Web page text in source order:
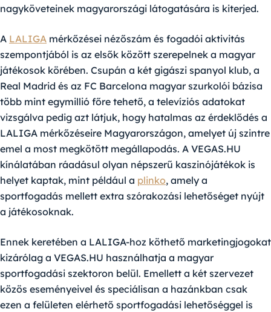
nagyköveteinek magyarországi látogatására is kiterjed.
A LALIGA mérkőzései nézőszám és fogadói aktivitás
szempontjából is az elsők között szerepelnek a magyar
játékosok körében. Csupán a két gigászi spanyol klub, a
Real Madrid és az FC Barcelona magyar szurkolói bázisa
több mint egymillió főre tehető, a televíziós adatokat
vizsgálva pedig azt látjuk, hogy hatalmas az érdeklődés a
LALIGA mérkőzéseire Magyarországon, amelyet új szintre
emel a most megkötött megállapodás. A VEGAS.HU
kínálatában ráadásul olyan népszerű kaszinójátékok is
helyet kaptak, mint például a plinko, amely a
sportfogadás mellett extra szórakozási lehetőséget nyújt
a játékosoknak.
Ennek keretében a LALIGA-hoz köthető marketingjogokat
kizárólag a VEGAS.HU használhatja a magyar
sportfogadási szektoron belül. Emellett a két szervezet
közös eseményeivel és speciálisan a hazánkban csak
ezen a felületen elérhető sportfogadási lehetőséggel is